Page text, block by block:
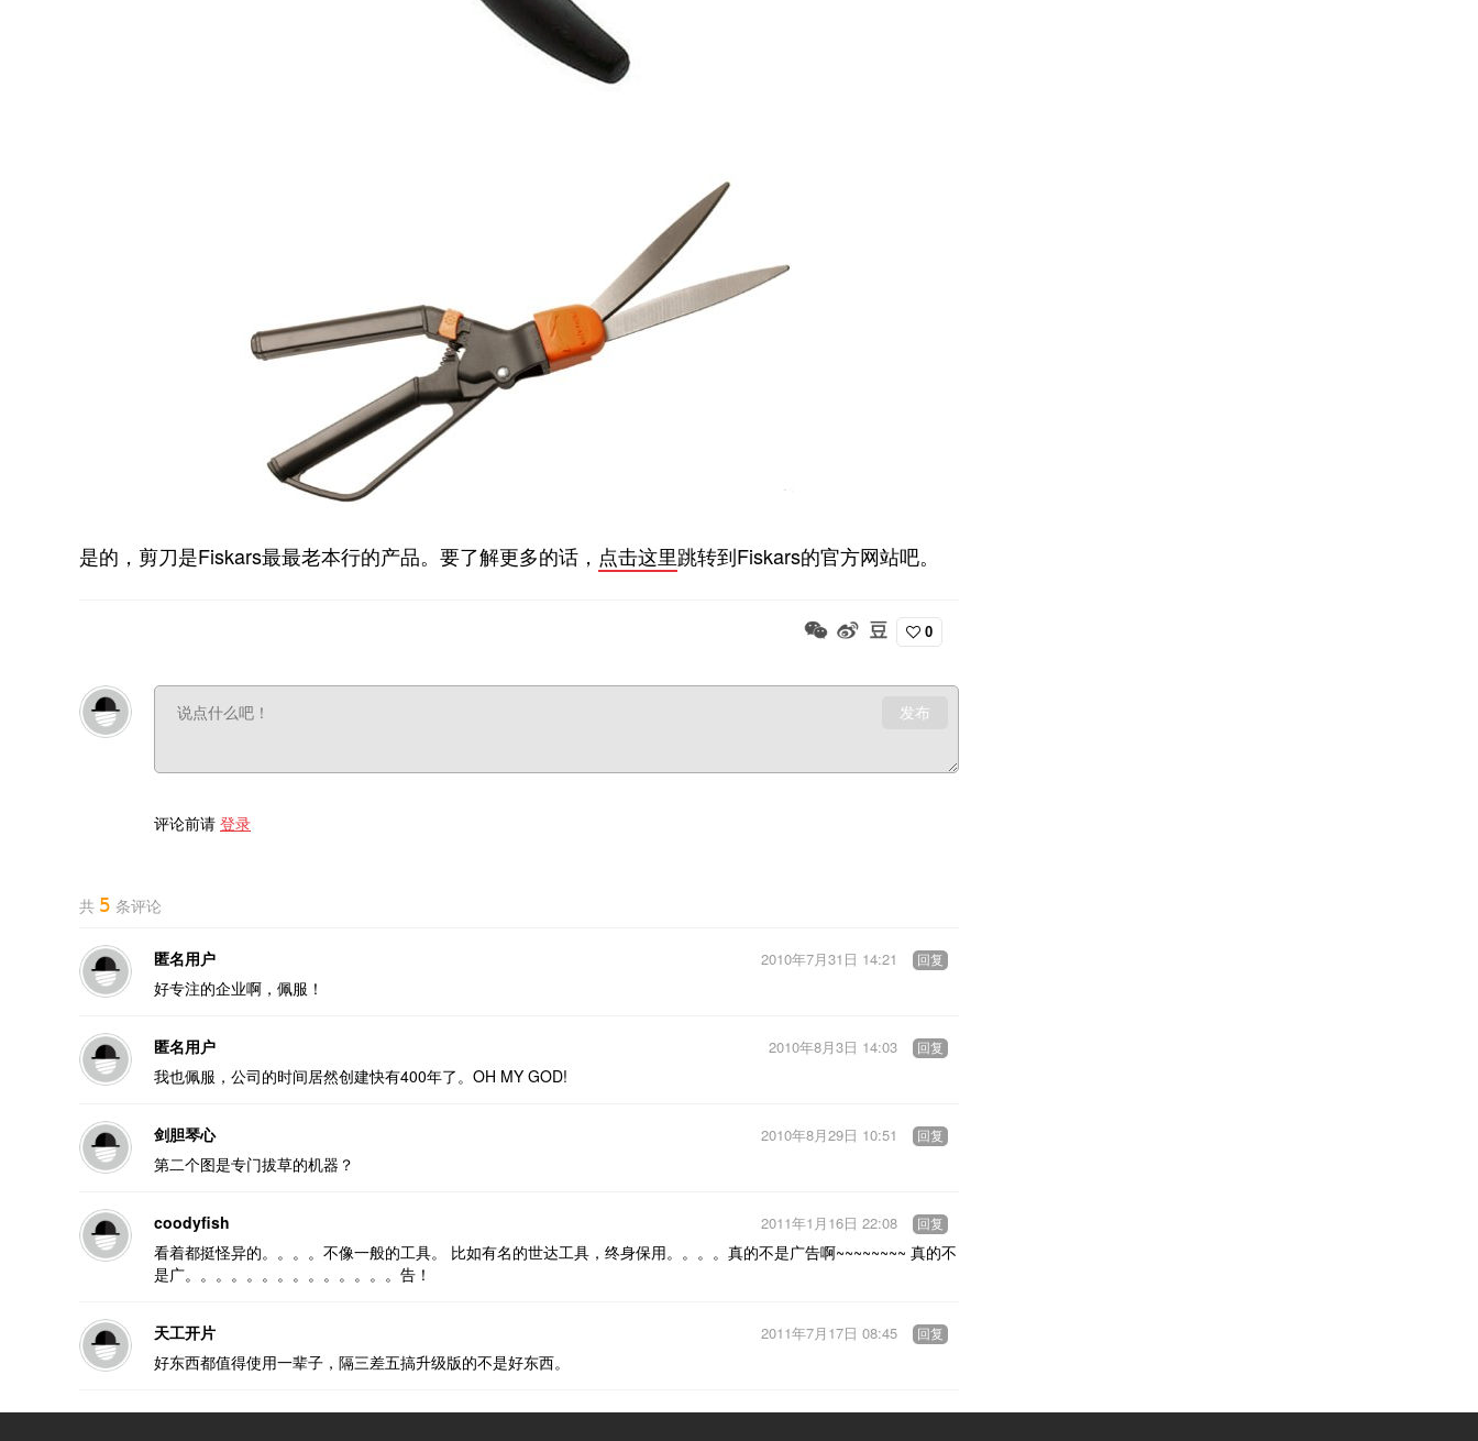
是的，剪刀是Fiskars最最老本行的产品。要了解更多的话， 点击这里跳转到Fiskars的官方网站吧。
0
发布
评论前请 登录
共 5 条评论
匿名用户
好专注的企业啊，佩服！
2010年7月31日 14:21 回复
匿名用户
我也佩服，公司的时间居然创建快有400年了。OH MY GOD!
2010年8月3日 14:03 回复
剑胆琴心
第二个图是专门拔草的机器？
2010年8月29日 10:51 回复
coodyfish
看着都挺怪异的。。。。不像一般的工具。 比如有名的世达工具，终身保用。。。。真的不是广告啊~~~~~~~~ 真的不
是广。。。。。。。。。。。。。。告！
2011年1月16日 22:08 回复
天工开片
好东西都值得使用一辈子，隔三差五搞升级版的不是好东西。
2011年7月17日 08:45 回复